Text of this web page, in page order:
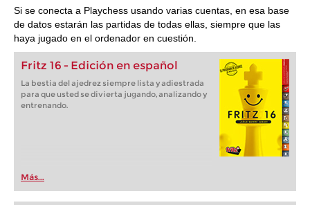
Si se conecta a Playchess usando varias cuentas, en esa base
de datos estarán las partidas de todas ellas, siempre que las
haya jugado en el ordenador en cuestión.
Fritz 16 - Edición en español
La bestia del ajedrez siempre lista y adiestrada
para que usted se divierta jugando, analizando y
entrenando.
Más...